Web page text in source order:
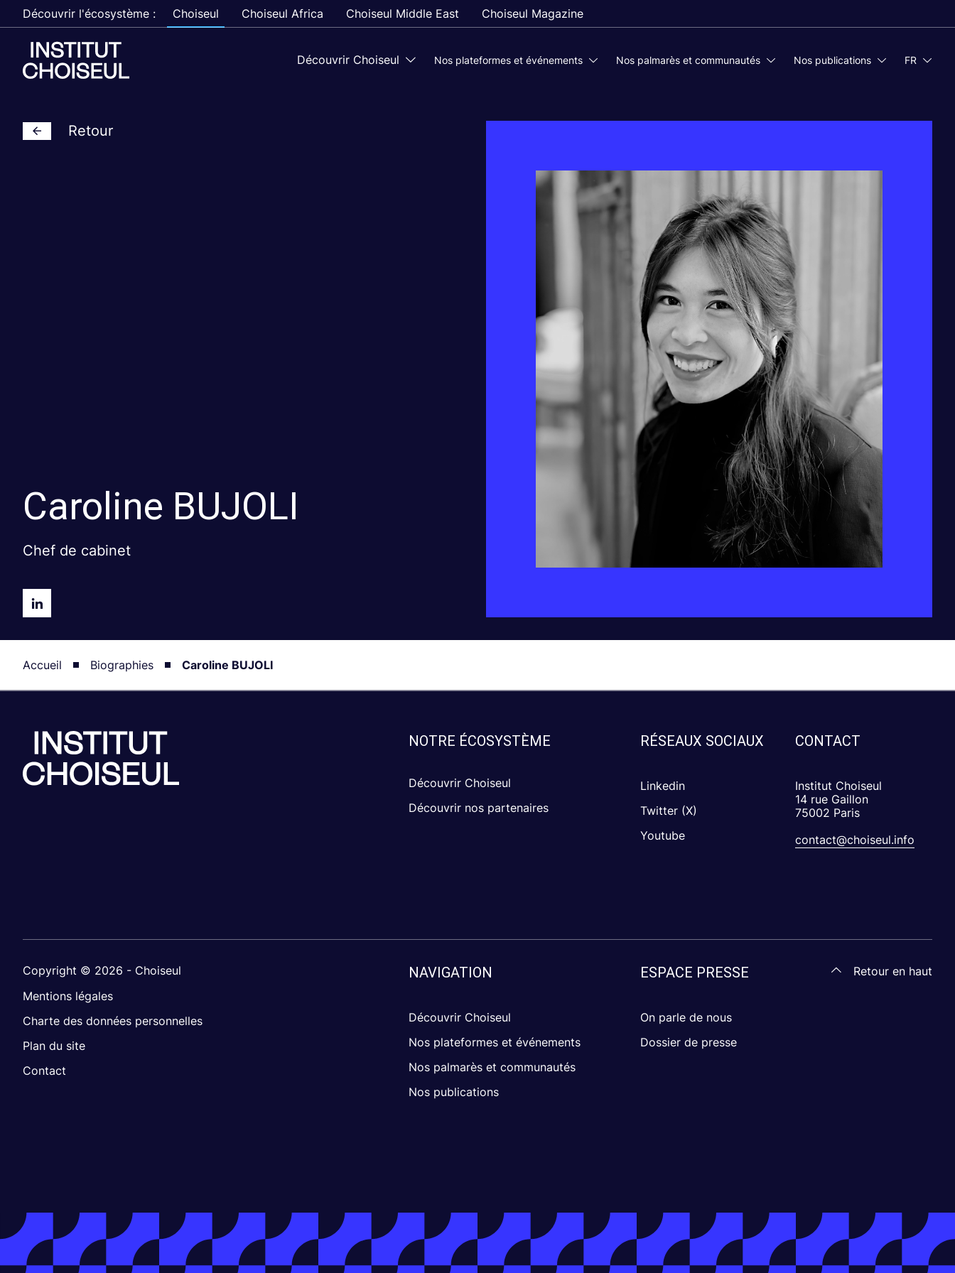
Découvrir l'écosystème : Choiseul Choiseul Africa Choiseul Middle East Choiseul Magazine
Découvrir Choiseul Nos plateformes et événements Nos palmarès et communautés Nos publications FR
Retour
Caroline BUJOLI
Chef de cabinet
Caroline
Accueil Biographies Caroline BUJOLI
NOTRE ÉCOSYSTÈME
Découvrir Choiseul
Découvrir nos partenaires
RÉSEAUX SOCIAUX
Linkedin
Twitter (X)
Youtube
CONTACT
Institut Choiseul
14 rue Gaillon
75002 Paris
contact@choiseul.info
Copyright © 2026 - Choiseul
Mentions légales
Charte des données personnelles
Plan du site
Contact
NAVIGATION
Découvrir Choiseul
Nos plateformes et événements
Nos palmarès et communautés
Nos publications
ESPACE PRESSE
On parle de nous
Dossier de presse
Retour en haut